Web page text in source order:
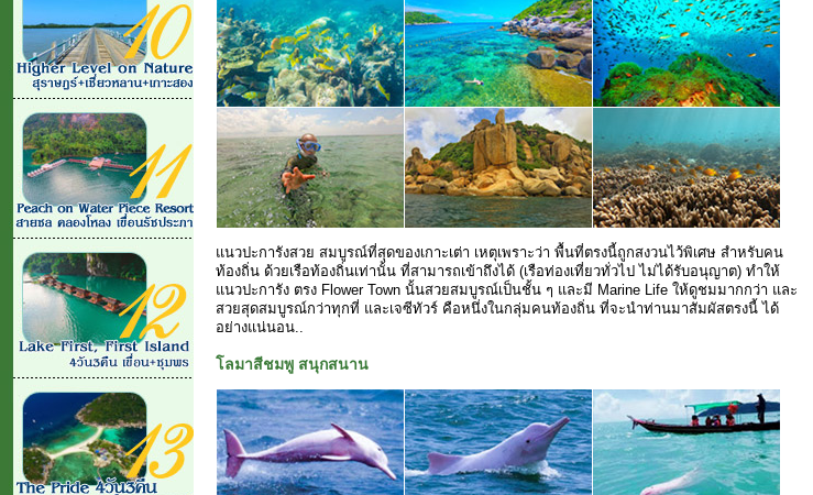
แนวปะการังสวย สมบูรณ์ที่สุดของเกาะเต่า เหตุเพราะว่า พื้นที่ตรงนี้ถูกสงวนไว้พิเศษ สำหรับคน
ท้องถิ่น ด้วยเรือท้องถิ่นเท่านั้น ที่สามารถเข้าถึงได้ (เรือท่องเที่ยวทั่วไป ไม่ได้รับอนุญาต) ทำให้
แนวปะการัง ตรง Flower Town นั้นสวยสมบูรณ์เป็นชั้น ๆ และมี Marine Life ให้ดูชมมากกว่า และ
สวยสุดสมบูรณ์กว่าทุกที่ และเจซีทัวร์ คือหนึ่งในกลุ่มคนท้องถิ่น ที่จะนำท่านมาสัมผัสตรงนี้ ได้
อย่างแน่นอน..
โลมาสีชมพู สนุกสนาน